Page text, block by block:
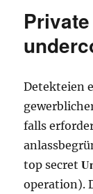
Detekteien
falls
top secret
operation).